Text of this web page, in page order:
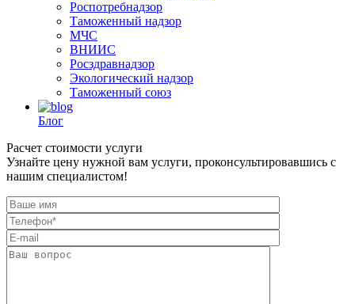
Роспотребнадзор
Таможенный надзор
МЧС
ВНИИС
Росздравнадзор
Экологический надзор
Таможенный союз
Блог
Расчет стоимости услуги
Узнайте цену нужной вам услуги, проконсультировавшись с
нашим специалистом!